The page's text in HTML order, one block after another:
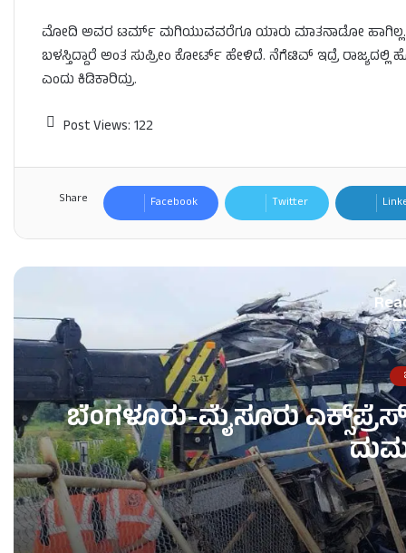
ಮೋದಿ ಅವರ ಟರ್ಮ್​ ಮಗಿಯುವವರೆಗೂ ಯಾರು ಮಾತನಾಡೋ ಹಾಗಿಲ್ಲ.
ಬಳಸ್ತಿದ್ದಾರೆ ಅಂತ ಸುಪ್ರೀಂ ಕೋರ್ಟ್ ಹೇಳಿದೆ. ನೆಗೆಟಿವ್​ ಇದ್ರೆ ರಾಜ್ಯದಲ್ಲಿ
ಎಂದು ಕಿಡಿಕಾರಿದ್ರು.
Post Views: 122
Share Facebook Twitter
ಬೆಂಗಳೂರು-ಮೈಸೂರು